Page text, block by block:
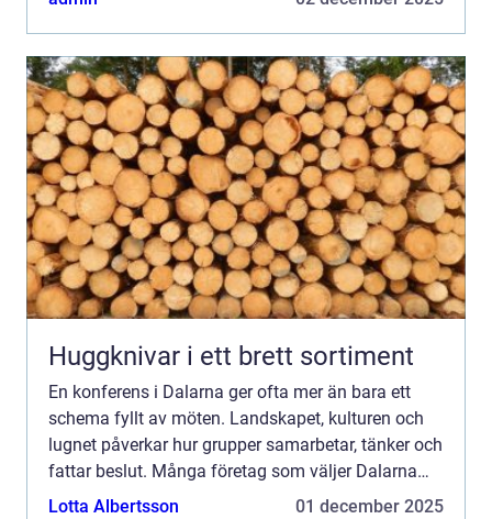
Huggknivar i ett brett sortiment
En konferens i Dalarna ger ofta mer än bara ett
schema fyllt av möten. Landskapet, kulturen och
lugnet påverkar hur grupper samarbetar, tänker och
fattar beslut. Många företag som väljer Dalarna
upplever att samtalen blir öppnare, idéerna fler och
Lotta Albertsson 01 december 2025